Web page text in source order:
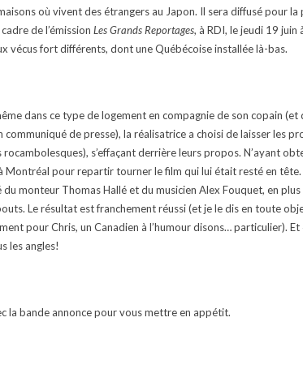
où vivent des étrangers au Japon. Il sera diffusé pour
de l’émission Les Grands Reportages, à RDI, le jeudi 19 juin
vécus fort différents, dont une Québécoise installée là-bas.
dans ce type de logement en compagnie de son copain (et
communiqué de presse), la réalisatrice a choisi de laisser les
s’effaçant derrière leurs propos. N’ayant
Montréal pour repartir tourner le film qui lui était resté en
monteur Thomas Hallé et du musicien Alex Fouquet, en plus
Le résultat est franchement réussi (et je le dis en toute
pour Chris, un Canadien à l’humour disons… particulier).
les angles!
la bande annonce pour vous mettre en appétit.